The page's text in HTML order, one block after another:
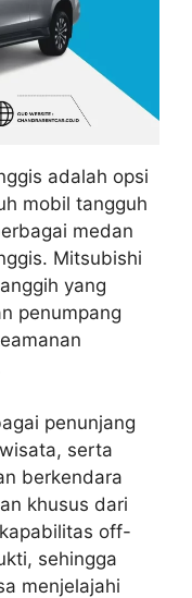
adalah opsi
mobil tangguh
medan
Mitsubishi
yang
penumpang
penunjang
serta
berkendara
khusus dari
off-
sehingga
menjelajahi